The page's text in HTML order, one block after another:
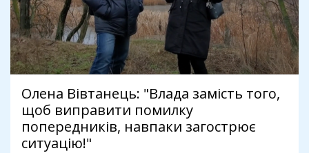
Олена Вівтанець: "Влада замість того,
щоб виправити помилку
попередників, навпаки загострює
ситуацію!"